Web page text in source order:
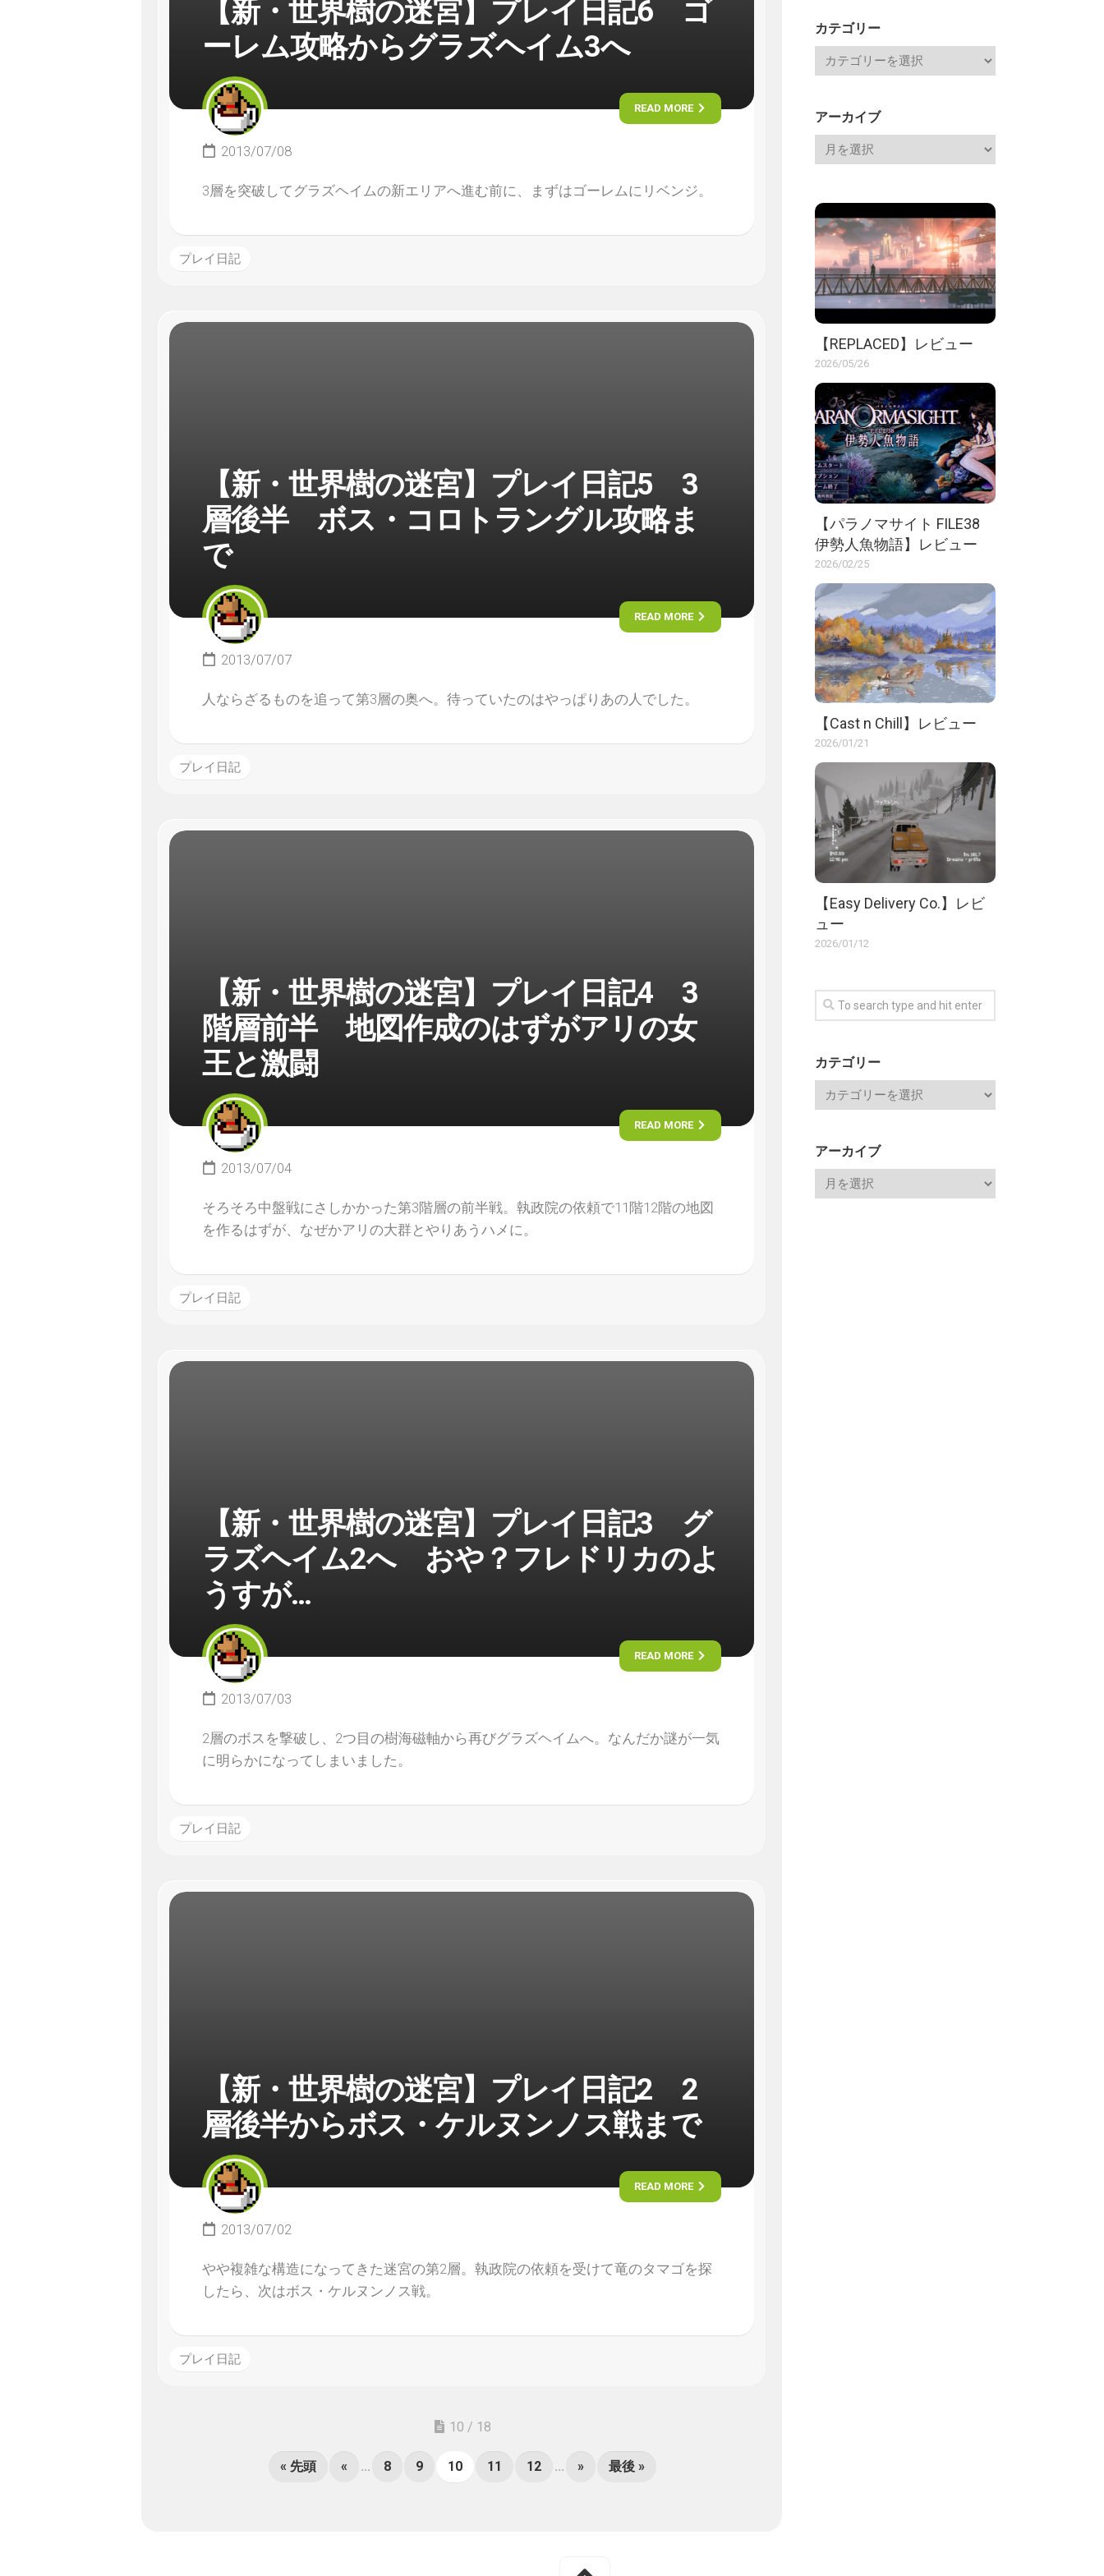
【新・世界樹の迷宮】プレイ日記6 ゴ
ーレム攻略からグラズヘイム3へ
READ MORE
2013/07/08
3層を突破してグラズヘイムの新エリアへ進む前に、まずはゴーレムにリベンジ。
プレイ日記
【新・世界樹の迷宮】プレイ日記5 3
層後半 ボス・コロトラングル攻略ま
で
READ MORE
2013/07/07
人ならざるものを追って第3層の奥へ。待っていたのはやっぱりあの人でした。
プレイ日記
【新・世界樹の迷宮】プレイ日記4 3
階層前半 地図作成のはずがアリの女
王と激闘
READ MORE
2013/07/04
そろそろ中盤戦にさしかかった第3階層の前半戦。執政院の依頼で11階12階の地図
を作るはずが、なぜかアリの大群とやりあうハメに。
プレイ日記
【新・世界樹の迷宮】プレイ日記3 グ
ラズヘイム2へ おや？フレドリカのよ
うすが…
READ MORE
2013/07/03
2層のボスを撃破し、2つ目の樹海磁軸から再びグラズヘイムへ。なんだか謎が一気
に明らかになってしまいました。
プレイ日記
【新・世界樹の迷宮】プレイ日記2 2
層後半からボス・ケルヌンノス戦まで
READ MORE
2013/07/02
やや複雑な構造になってきた迷宮の第2層。執政院の依頼を受けて竜のタマゴを探
したら、次はボス・ケルヌンノス戦。
プレイ日記
10 / 18
« 先頭 « ... 8 9 10 11 12 ... » 最後 »
カテゴリー
アーカイブ
【REPLACED】レビュー
2026/05/26
【パラノマサイト FILE38
伊勢人魚物語】レビュー
2026/02/25
【Cast n Chill】レビュー
2026/01/21
【Easy Delivery Co.】レビ
ュー
2026/01/12
カテゴリー
アーカイブ